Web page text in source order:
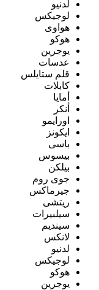
لدنيو
لوجيكس
هواوى
هوكو
يوجرين
عدسات
قلم ستايلس
كابلات
أمايا
أنكر
اورايمو
ايكونز
باسى
بيسوس
بيلكن
جوى روم
جيرماكس
ريتشى
سيلبيرات
سينديم
لانكس
لدنيو
لوجيكس
هوكو
يوجرين